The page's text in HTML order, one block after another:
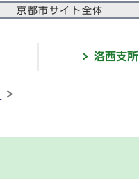
京都市サイト全体
洛西支所